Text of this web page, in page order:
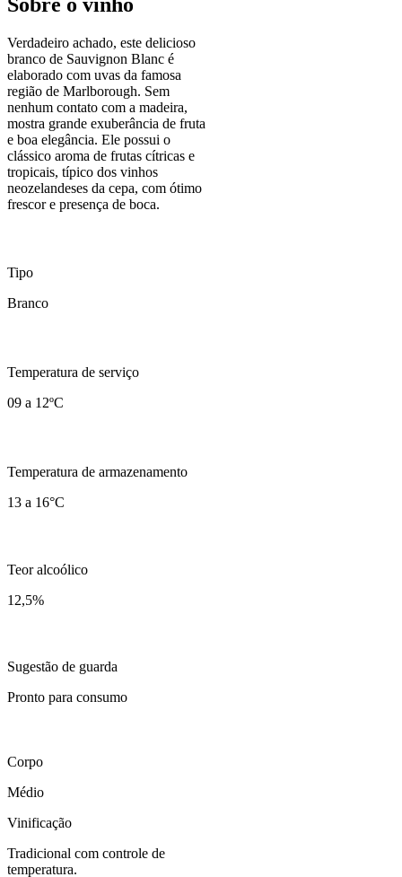
Verdadeiro achado, este delicioso
branco de Sauvignon Blanc é
elaborado com uvas da famosa
região de Marlborough. Sem
nenhum contato com a madeira,
mostra grande exuberância de fruta
e boa elegância. Ele possui o
clássico aroma de frutas cítricas e
tropicais, típico dos vinhos
neozelandeses da cepa, com ótimo
frescor e presença de boca.
Tipo
Branco
Temperatura de serviço
09 a 12ºC
Temperatura de armazenamento
13 a 16°C
Teor alcoólico
12,5%
Sugestão de guarda
Pronto para consumo
Corpo
Médio
Vinificação
Tradicional com controle de
temperatura.